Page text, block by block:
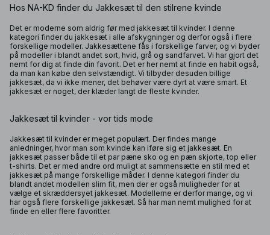
Hos NA-KD finder du Jakkesæt til den stilrene kvinde
Det er moderne som aldrig før med jakkesæt til kvinder. I denne
kategori finder du jakkesæt i alle afskygninger og derfor også i flere
forskellige modeller. Jakkesættene fås i forskellige farver, og vi byder
på modeller i blandt andet sort, hvid, grå og sandfarvet. Vi har gjort det
nemt for dig at finde din favorit. Det er her nemt at finde en habit også,
da man kan købe den selvstændigt. Vi tilbyder desuden billige
jakkesæt, da vi ikke mener, det behøver være dyrt at være smart. Et
jakkesæt er noget, der klæder langt de fleste kvinder.
Jakkesæt til kvinder - vor tids mode
Jakkesæt til kvinder er meget populært. Der findes mange
anledninger, hvor man som kvinde kan iføre sig et jakkesæt. En
jakkesæt passer både til et par pæne sko og en pæn skjorte, top eller
t-shirts. Det er med andre ord muligt at sammensætte en stil med et
jakkesæt på mange forskellige måder. I denne kategori finder du
blandt andet modellen slim fit, men der er også muligheder for at
vælge et skræddersyet jakkesæt. Modellerne er derfor mange, og vi
har også flere forskellige jakkesæt. Så har man nemt mulighed for at
finde en eller flere favoritter.